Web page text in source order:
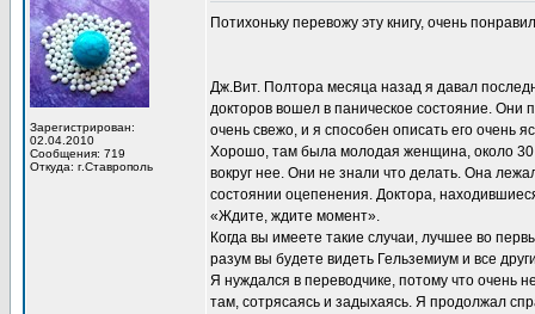
Зарегистрирован:
02.04.2010
Сообщения: 719
Откуда: г.Ставрополь
Потихоньку перевожу эту книгу, очень
Дж.Вит. Полтора месяца назад я давал
докторов вошел в паническое состояние.
очень свежо, и я способен описать его очень
Хорошо, там была молодая женщина, около 30
вокруг нее. Они не знали что делать. Она
состоянии оцепенения. Доктора,
«Ждите, ждите момент».
Когда вы имеете такие случаи, лучшее во
разум вы будете видеть Гельземиум и все
Я нуждался в переводчике, потому что очень
там, сотрясаясь и задыхаясь. Я продолжал